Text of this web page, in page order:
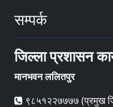
सम्पर्क
जिल्ला प्रशासन
मानभवन ललितपुर
९८५१२२७७७७ (प्रमुख